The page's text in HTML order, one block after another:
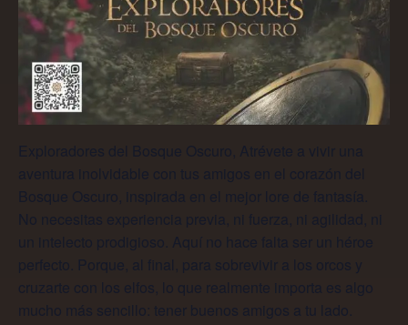
Exploradores del Bosque Oscuro, Atrévete a vivir una
aventura inolvidable con tus amigos en el corazón del
Bosque Oscuro, inspirada en el mejor lore de fantasía.
No necesitas experiencia previa, ni fuerza, ni agilidad, ni
un intelecto prodigioso. Aquí no hace falta ser un héroe
perfecto. Porque, al final, para sobrevivir a los orcos y
cruzarte con los elfos, lo que realmente importa es algo
mucho más sencillo: tener buenos amigos a tu lado.